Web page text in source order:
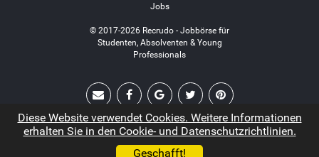
Jobs
© 2017-2026 Recrudo - Jobbörse für
Studenten, Absolventen & Young
Professionals
Diese Website verwendet Cookies. Weitere Informationen
erhalten Sie in den Cookie- und Datenschutzrichtlinien.
Geschafft!